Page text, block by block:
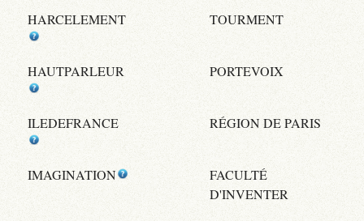
HARCELEMENT TOURMENT
HAUTPARLEUR PORTEVOIX
ILEDEFRANCE RÉGION DE PARIS
IMAGINATION
FACULTÉ
D'INVENTER